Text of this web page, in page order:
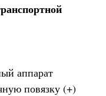
аппарат
повязку (+)